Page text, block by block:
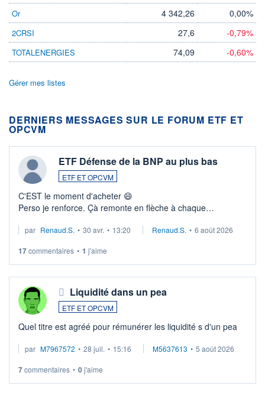
Or 4 342,26 0,00%
2CRSI 27,6 -0,79%
TOTALENERGIES 74,09 -0,60%
Gérer mes listes
DERNIERS MESSAGES SUR LE FORUM ETF ET
OPCVM
ETF Défense de la BNP au plus bas
ETF ET OPCVM
C'EST le moment d'acheter 😄​
Perso je renforce. Çà remonte en flèche à chaque
Investissement long terme tip top pour sa retraite.
par Renaud.S. • 30 avr. • 13:20 Renaud.S. • 6 août 2026
17commentaires • 1 j'aime
Liquidité dans un pea
ETF ET OPCVM
Quel titre est agréé pour rémunérer les liquidité s d'un pea
par M7967572 • 28 juil. • 15:16 M5637613 • 5 août 2026
7commentaires • 0j'aime